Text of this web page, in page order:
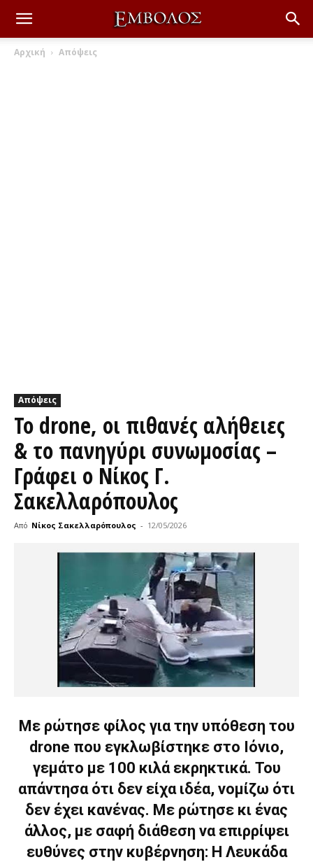
Αρχική Απόψεις
Απόψεις
Το drone, οι πιθανές αλήθειες
& το πανηγύρι συνωμοσίας –
Γράφει ο Νίκος Γ.
Σακελλαρόπουλος
Από Νίκος Σακελλαρόπουλος - 12/05/2026
Με ρώτησε φίλος για την υπόθεση του
drone που εγκλωβίστηκε στο Ιόνιο,
γεμάτο με 100 κιλά εκρηκτικά. Του
απάντησα ότι δεν είχα ιδέα, νομίζω ότι
δεν έχει κανένας. Με ρώτησε κι ένας
άλλος, με σαφή διάθεση να επιρρίψει
ευθύνες στην κυβέρνηση: Η Λευκάδα